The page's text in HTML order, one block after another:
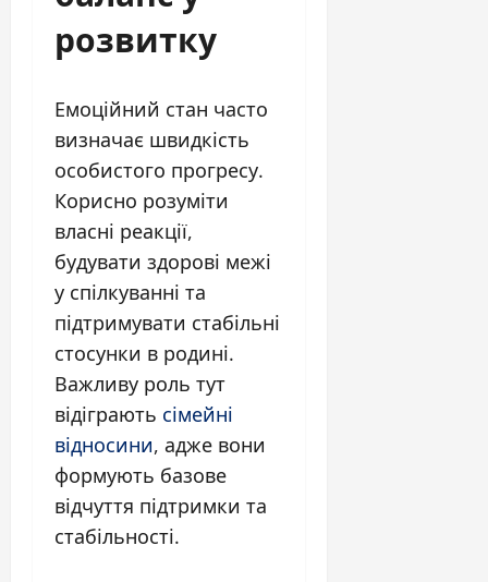
розвитку
Емоційний стан часто
визначає швидкість
особистого прогресу.
Корисно розуміти
власні реакції,
будувати здорові межі
у спілкуванні та
підтримувати стабільні
стосунки в родині.
Важливу роль тут
відіграють сімейні
відносини, адже вони
формують базове
відчуття підтримки та
стабільності.